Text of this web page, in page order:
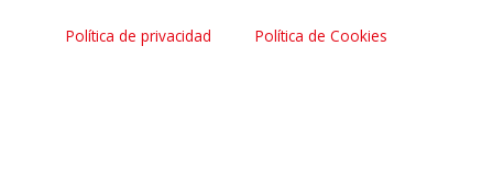
Política de privacidad Política de Cookies